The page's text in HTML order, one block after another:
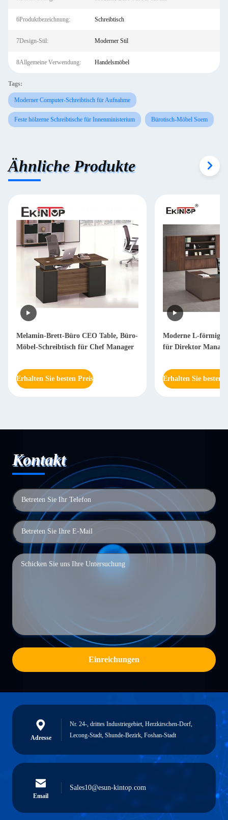
6Produktbezeichnung: Schreibtisch
7Design-Stil: Moderner Stil
8Allgemeine Verwendung: Handelsmöbel
Tags:
Moderner Computer-Schreibtisch für Aufnahme
Feste hölzerne Schreibtische für Innenministerium Bürotisch-Möbel Soem
Ähnliche Produkte
Melamin-Brett-Büro CEO Table, Büro-
Möbel-Schreibtisch für Chef Manager
Erhalten Sie besten Preis
Moderne L-förmige
für Direktor
Erhalten Sie besten
Kontakt
Einreichungen
Adresse
Nr. 24-, drittes Industriegebiet, Herzkirschen-Dorf,
Lecong-Stadt, Shunde-Bezirk, Foshan-Stadt
Email
Sales10@esun-kintop.com